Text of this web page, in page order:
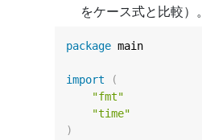
をケース式と比較）。
package main
import
(
"fmt"
"time"
)